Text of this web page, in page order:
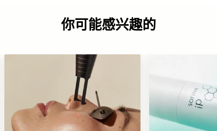
你可能感兴趣的